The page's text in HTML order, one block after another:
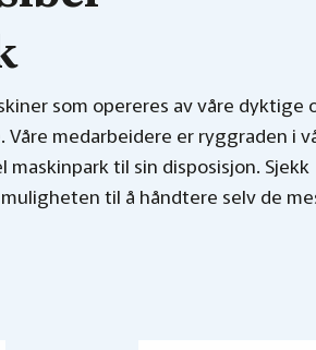
som opereres av våre dyktige
medarbeidere er ryggraden i
til sin disposisjon. Sjekk
til å håndtere selv de